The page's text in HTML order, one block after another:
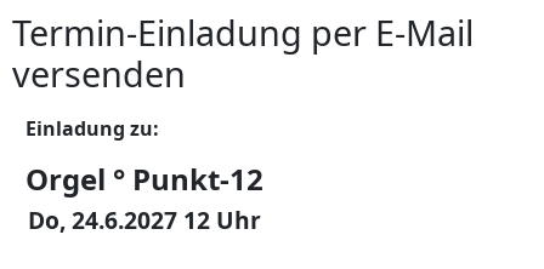
Termin-Einladung per E-Mail
versenden
Einladung zu:
Orgel ° Punkt-12
Do, 24.6.2027 12 Uhr